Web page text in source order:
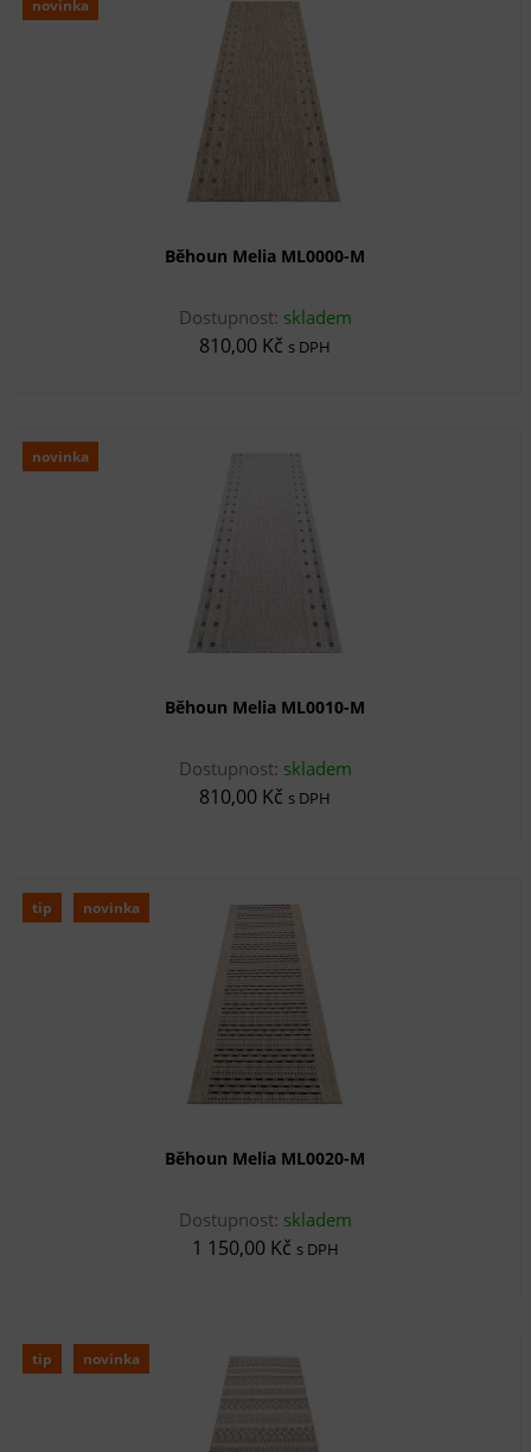
novinka
Běhoun Melia ML0000-M
Dostupnost: skladem
810,00 Kč s DPH
novinka
Běhoun Melia ML0010-M
Dostupnost: skladem
810,00 Kč s DPH
tip novinka
Běhoun Melia ML0020-M
Dostupnost: skladem
1 150,00 Kč s DPH
tip novinka